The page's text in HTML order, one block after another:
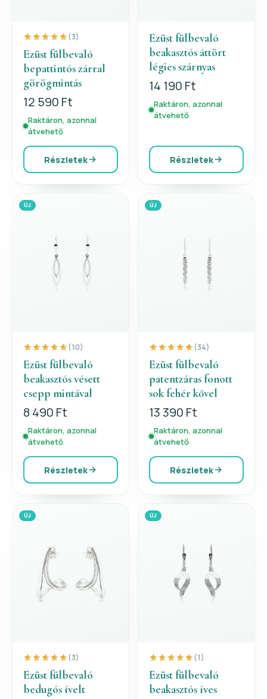
(3)
Ezüst fülbevaló
bepattintós zárral
görögmintás
12 590 Ft
Raktáron, azonnal
átvehető
Részletek
Ezüst fülbevaló
beakasztós áttört
légies szárnyas
14 190 Ft
Raktáron, azonnal
átvehető
Részletek
ÚJ
(10)
Ezüst fülbevaló
beakasztós vésett
csepp mintával
8 490 Ft
Raktáron, azonnal
átvehető
Részletek
ÚJ
(34)
Ezüst fülbevaló
patentzáras fonott
sok fehér kővel
13 390 Ft
Raktáron, azonnal
átvehető
Részletek
ÚJ
(3)
Ezüst fülbevaló
bedugós ívelt
ÚJ
(1)
Ezüst fülbevaló
beakasztós íves